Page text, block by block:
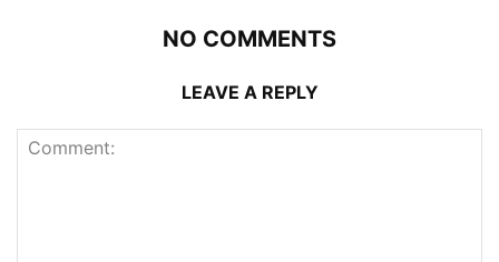
NO COMMENTS
LEAVE A REPLY